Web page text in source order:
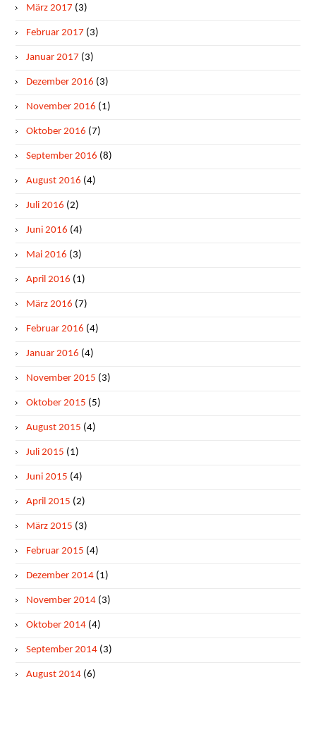
März 2017 (3)
Februar 2017 (3)
Januar 2017 (3)
Dezember 2016 (3)
November 2016 (1)
Oktober 2016 (7)
September 2016 (8)
August 2016 (4)
Juli 2016 (2)
Juni 2016 (4)
Mai 2016 (3)
April 2016 (1)
März 2016 (7)
Februar 2016 (4)
Januar 2016 (4)
November 2015 (3)
Oktober 2015 (5)
August 2015 (4)
Juli 2015 (1)
Juni 2015 (4)
April 2015 (2)
März 2015 (3)
Februar 2015 (4)
Dezember 2014 (1)
November 2014 (3)
Oktober 2014 (4)
September 2014 (3)
August 2014 (6)